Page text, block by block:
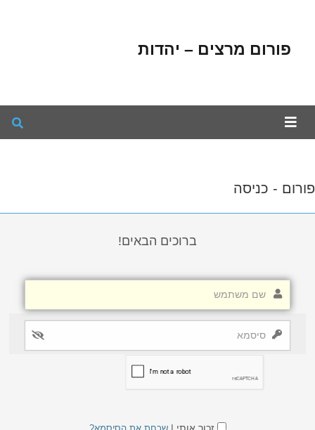
פורום מרצים – יהדות
פורום - כניסה
ברוכים הבאים!